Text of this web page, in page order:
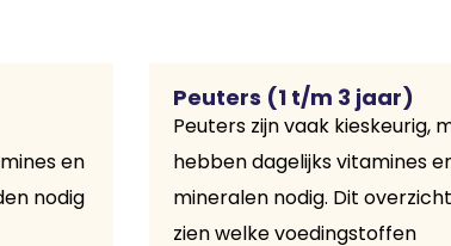
en
nodig
Peuters (1 t/m 3 jaar)
Peuters zijn vaak kieskeurig,
hebben dagelijks vitamines
mineralen nodig. Dit
zien welke voedingstoffen